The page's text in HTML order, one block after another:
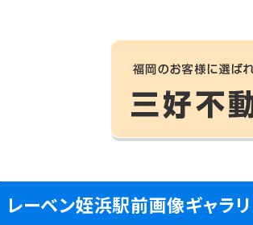
レーベン姪浜駅前画像ギャラ